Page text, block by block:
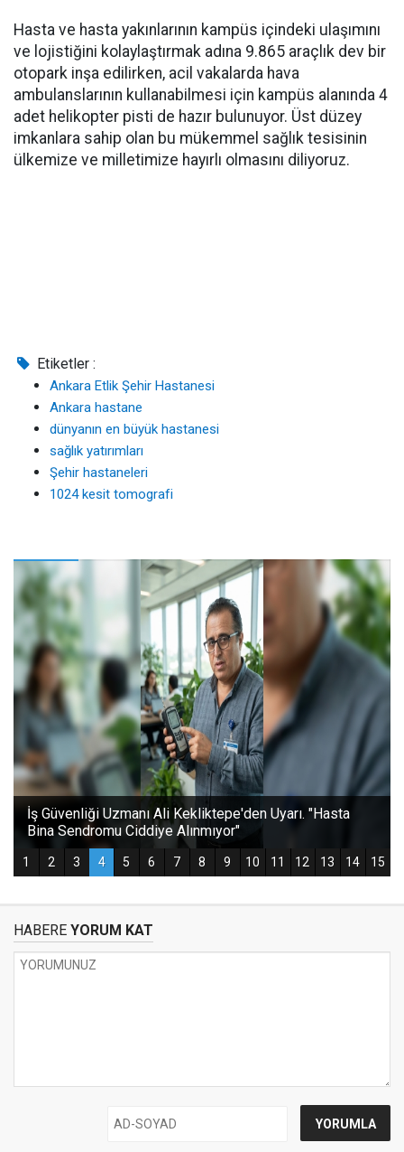
Hasta ve hasta yakınlarının kampüs içindeki ulaşımını
ve lojistiğini kolaylaştırmak adına 9.865 araçlık dev bir
otopark inşa edilirken, acil vakalarda hava
ambulanslarının kullanabilmesi için kampüs alanında 4
adet helikopter pisti de hazır bulunuyor. Üst düzey
imkanlara sahip olan bu mükemmel sağlık tesisinin
ülkemize ve milletimize hayırlı olmasını diliyoruz.
Etiketler :
Ankara Etlik Şehir Hastanesi
Ankara hastane
dünyanın en büyük hastanesi
sağlık yatırımları
Şehir hastaneleri
1024 kesit tomografi
HABERE YORUM KAT